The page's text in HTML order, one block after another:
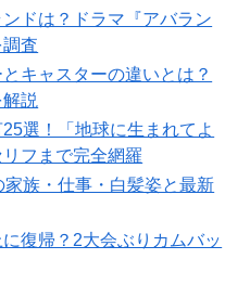
ドは？ドラマ『アバラン
査
キャスターの違いとは？
説
選！「地球に生まれてよ
フまで完全網羅
族・仕事・白髪姿と最新
復帰？2大会ぶりカムバッ